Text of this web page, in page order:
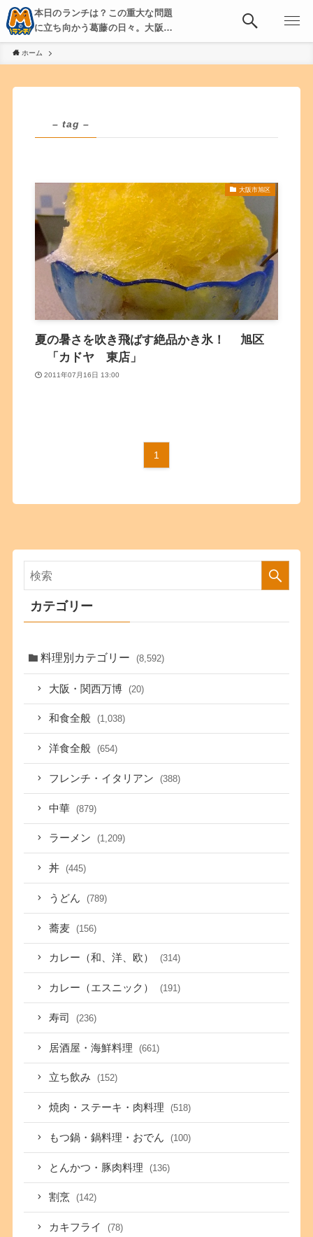
本日のランチは？この重大な問題
に立ち向かう葛藤の日々。大阪・
京都・神戸を中心とした食べ歩
き、飲み歩きを綴る。
ホーム
– tag –
大阪市旭区
夏の暑さを吹き飛ばす絶品かき氷！ 旭区
「カドヤ 東店」
2011年07月16日 13:00
1
カテゴリー
料理別カテゴリー (8,592)
大阪・関西万博 (20)
和食全般 (1,038)
洋食全般 (654)
フレンチ・イタリアン (388)
中華 (879)
ラーメン (1,209)
丼 (445)
うどん (789)
蕎麦 (156)
カレー（和、洋、欧） (314)
カレー（エスニック） (191)
寿司 (236)
居酒屋・海鮮料理 (661)
立ち飲み (152)
焼肉・ステーキ・肉料理 (518)
もつ鍋・鍋料理・おでん (100)
とんかつ・豚肉料理 (136)
割烹 (142)
カキフライ (78)